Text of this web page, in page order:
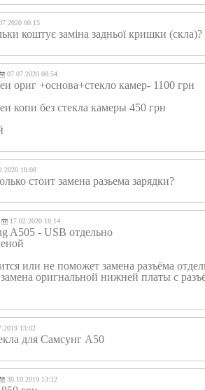
00:15
коштує заміна задньої кришки (скла)?
07.07.2020 08:54
ориг +основа+стекло камер- 1100 грн
копи без стекла камеры 450 грн
18:08
стоит замена разьема зарядки?
17.02.2020 18:14
A505 - USB отдельно
или не поможет замена разъёма
оригнальной нижней платы с
13:02
для Самсунг А50
30.10.2019 13:12